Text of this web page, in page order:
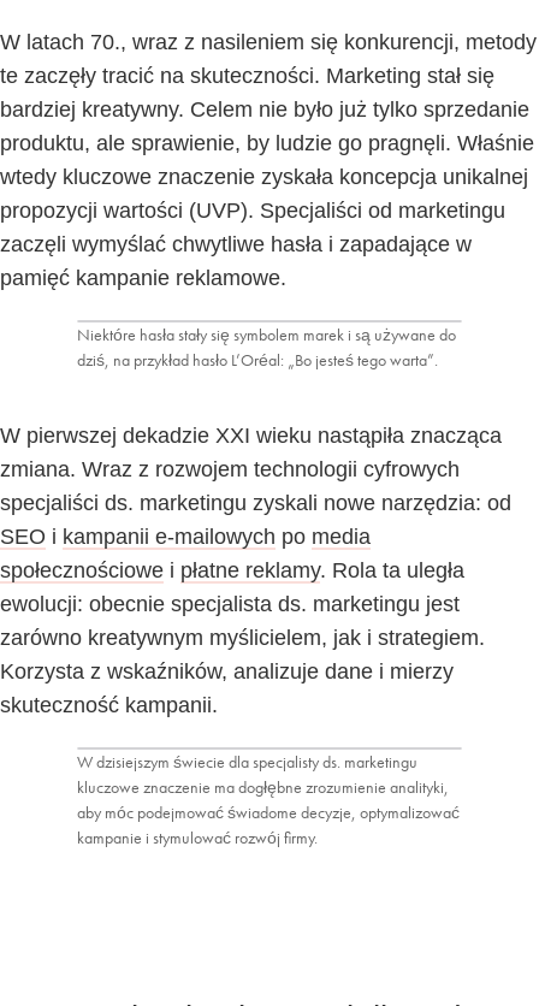
W latach 70., wraz z nasileniem się konkurencji, metody
te zaczęły tracić na skuteczności. Marketing stał się
bardziej kreatywny. Celem nie było już tylko sprzedanie
produktu, ale sprawienie, by ludzie go pragnęli. Właśnie
wtedy kluczowe znaczenie zyskała koncepcja unikalnej
propozycji wartości (UVP). Specjaliści od marketingu
zaczęli wymyślać chwytliwe hasła i zapadające w
pamięć kampanie reklamowe.
Niektóre hasła stały się symbolem marek i są używane do
dziś, na przykład hasło L’Oréal: „Bo jesteś tego warta”.
W pierwszej dekadzie XXI wieku nastąpiła znacząca
zmiana. Wraz z rozwojem technologii cyfrowych
specjaliści ds. marketingu zyskali nowe narzędzia: od
SEO i kampanii e-mailowych po media
społecznościowe i płatne reklamy. Rola ta uległa
ewolucji: obecnie specjalista ds. marketingu jest
zarówno kreatywnym myślicielem, jak i strategiem.
Korzysta z wskaźników, analizuje dane i mierzy
skuteczność kampanii.
W dzisiejszym świecie dla specjalisty ds. marketingu
kluczowe znaczenie ma dogłębne zrozumienie analityki,
aby móc podejmować świadome decyzje, optymalizować
kampanie i stymulować rozwój firmy.